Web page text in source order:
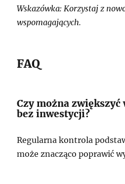
Wskazówka: Korzystaj z
wspomagających.
FAQ
Czy można zwiększyć
bez inwestycji?
Regularna kontrola
może znacząco poprawić